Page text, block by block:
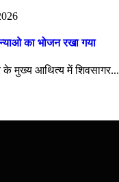
का भोजन रखा गया
के मुख्य आथित्य में शिवसागर...